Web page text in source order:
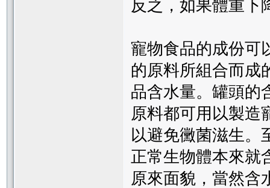
反之，如果體重下
寵物食品的成份可
的原料所組合而成
品含水量。罐頭的
原料都可用以製造
以避免黴菌滋生。
正常生物體本來就
原來面貌，當然含